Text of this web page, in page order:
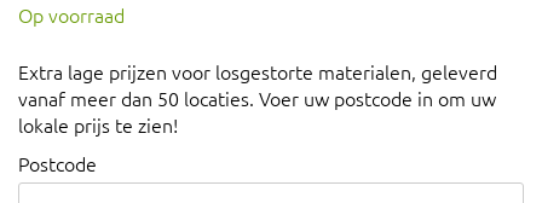
Op voorraad
Extra lage prijzen voor losgestorte materialen, geleverd
vanaf meer dan 50 locaties. Voer uw postcode in om uw
lokale prijs te zien!
Postcode